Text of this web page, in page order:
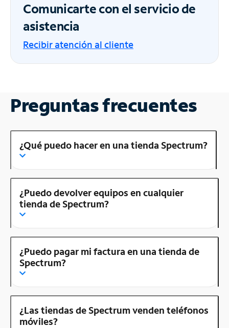
Comunicarte con el servicio de
asistencia
Recibir atención al cliente
Preguntas frecuentes
¿Qué puedo hacer en una tienda Spectrum?
¿Puedo devolver equipos en cualquier
tienda de Spectrum?
¿Puedo pagar mi factura en una tienda de
Spectrum?
¿Las tiendas de Spectrum venden teléfonos
móviles?